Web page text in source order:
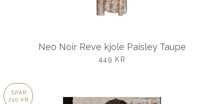
Neo Noir Reve kjole Paisley Taupe
UDSALGSPRIS
449 KR
SPAR
210 KR